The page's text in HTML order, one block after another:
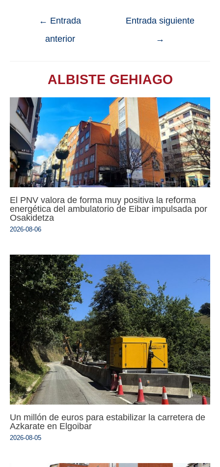
← Entrada
anterior
Entrada siguiente
→
ALBISTE GEHIAGO
El PNV valora de forma muy positiva la reforma
energética del ambulatorio de Eibar impulsada por
Osakidetza
2026-08-06
Un millón de euros para estabilizar la carretera de
Azkarate en Elgoibar
2026-08-05